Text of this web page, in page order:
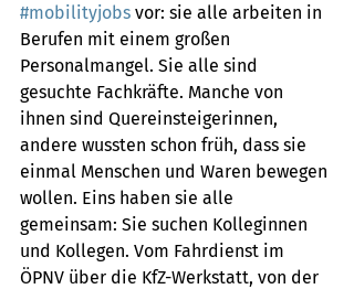
#mobilityjobs vor: sie alle arbeiten in
Berufen mit einem großen
Personalmangel. Sie alle sind
gesuchte Fachkräfte. Manche von
ihnen sind Quereinsteigerinnen,
andere wussten schon früh, dass sie
einmal Menschen und Waren bewegen
wollen. Eins haben sie alle
gemeinsam: Sie suchen Kolleginnen
und Kollegen. Vom Fahrdienst im
ÖPNV über die KfZ-Werkstatt, von der